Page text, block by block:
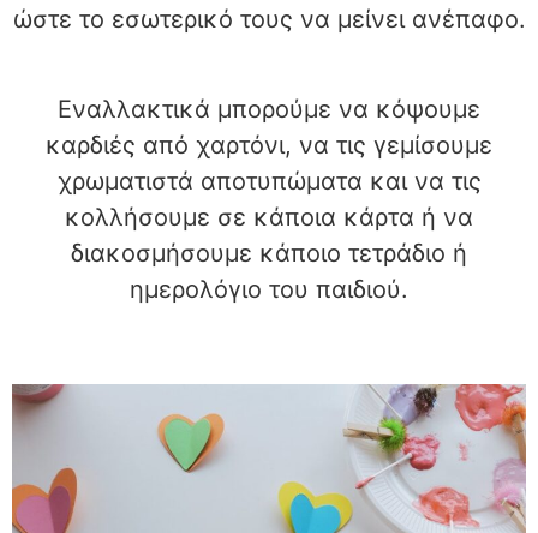
ώστε το εσωτερικό τους να μείνει ανέπαφο.
Εναλλακτικά μπορούμε να κόψουμε
καρδιές από χαρτόνι, να τις γεμίσουμε
χρωματιστά αποτυπώματα και να τις
κολλήσουμε σε κάποια κάρτα ή να
διακοσμήσουμε κάποιο τετράδιο ή
ημερολόγιο του παιδιού.